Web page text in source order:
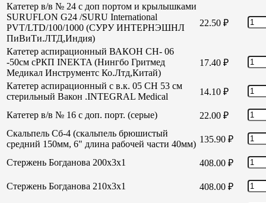
Катетер в/в № 24 с доп портом и крылышками
SURUFLON G24 /SURU International
PVT/LTD/100/1000 (СУРУ ИНТЕРНЭШНЛ
ПиВиТи.ЛТД,Индия)
22.50 ₽
Катетер аспирационный ВАКОН СН- 06
-50см сРКП INEKTA (Нингбо Гритмед
Медикал Инструментс Ко.Лтд,Китай)
17.40 ₽
Катетер аспирационный с в.к. 05 СН 53 см
стерильный Вакон .INTEGRAL Medical
14.10 ₽
Катетер в/в № 16 с доп. порт. (серые) 22.00 ₽
Скальпель Сб-4 (скальпель брюшистый
средний 150мм, 6" длина рабочей части 40мм) 135.90 ₽
Стержень Богданова 200х3х1 408.00 ₽
Стержень Богданова 210х3х1 408.00 ₽